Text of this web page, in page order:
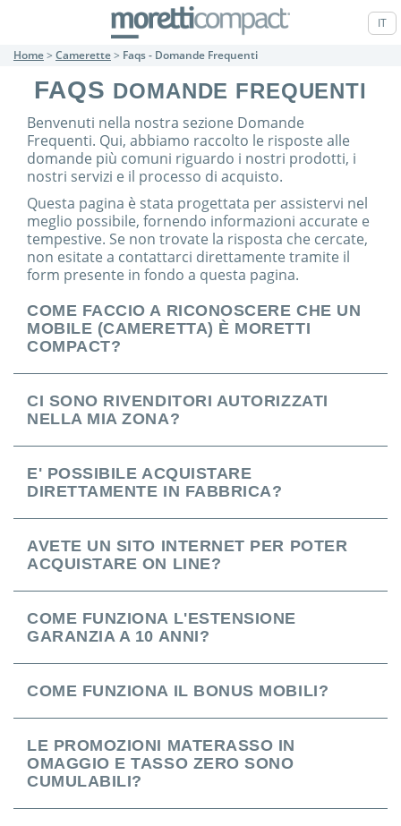
IT
Home> Camerette> Faqs - Domande Frequenti
FAQS DOMANDE FREQUENTI
Benvenuti nella nostra sezione Domande
Frequenti. Qui, abbiamo raccolto le risposte alle
domande più comuni riguardo i nostri prodotti, i
nostri servizi e il processo di acquisto.
Questa pagina è stata progettata per assistervi nel
meglio possibile, fornendo informazioni accurate e
tempestive. Se non trovate la risposta che cercate,
non esitate a contattarci direttamente tramite il
form presente in fondo a questa pagina.
COME FACCIO A RICONOSCERE CHE UN
MOBILE (CAMERETTA) È MORETTI
COMPACT?
CI SONO RIVENDITORI AUTORIZZATI
NELLA MIA ZONA?
E' POSSIBILE ACQUISTARE
DIRETTAMENTE IN FABBRICA?
AVETE UN SITO INTERNET PER POTER
ACQUISTARE ON LINE?
COME FUNZIONA L'ESTENSIONE
GARANZIA A 10 ANNI?
COME FUNZIONA IL BONUS MOBILI?
LE PROMOZIONI MATERASSO IN
OMAGGIO E TASSO ZERO SONO
CUMULABILI?